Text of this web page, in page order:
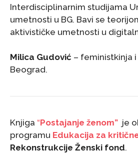
Interdisciplinarnim studijama
umetnosti u BG. Bavi se
aktivističke umetnosti u
Milica Gudović – feministkinja
Beograd.
Knjiga “Postajanje ženom” je
programu Edukacija za
Rekonstrukcije Ženski fond.